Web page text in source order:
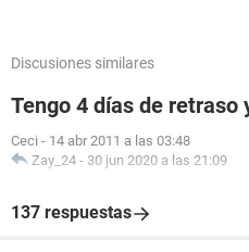
Discusiones similares
Tengo 4 días de retraso
Ceci - 14 abr 2011 a las 03:48
Zay_24 - 30 jun 2020 a las 21:09
137 respuestas